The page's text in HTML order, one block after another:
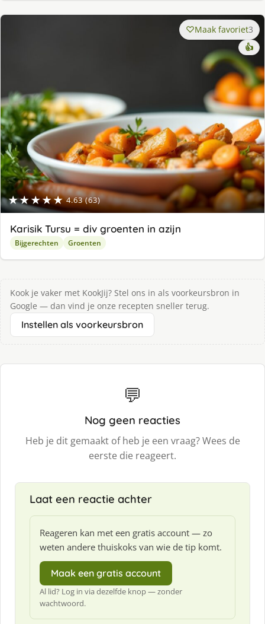
★★★★★ 4.63 (63)
Maak favoriet3
👍
Karisik Tursu = div groenten in azijn
Bijgerechten Groenten
Kook je vaker met KookJij? Stel ons in als voorkeursbron in
Google — dan vind je onze recepten sneller terug.
Instellen als voorkeursbron
💬
Nog geen reacties
Heb je dit gemaakt of heb je een vraag? Wees de
eerste die reageert.
Laat een reactie achter
Reageren kan met een gratis account — zo
weten andere thuiskoks van wie de tip komt.
Maak een gratis account
Al lid? Log in via dezelfde knop — zonder
wachtwoord.